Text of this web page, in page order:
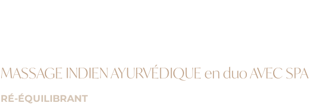
MASSAGE INDIEN AYURVÉDIQUE en duo AVEC SPA
RÉ-ÉQUILIBRANT